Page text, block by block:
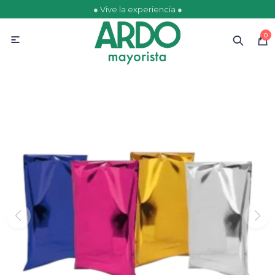
● Vive la experiencia ●
0
 Ofertas Escolares
Papelería
Juguetería